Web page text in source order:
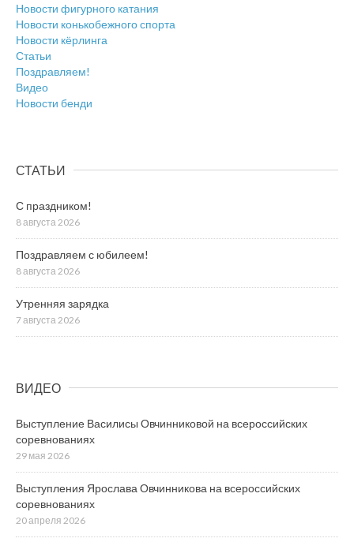
Новости фигурного катания
Новости конькобежного спорта
Новости кёрлинга
Статьи
Поздравляем!
Видео
Новости бенди
СТАТЬИ
С праздником!
8 августа 2026
Поздравляем с юбилеем!
8 августа 2026
Утренняя зарядка
7 августа 2026
ВИДЕО
Выступление Василисы Овчинниковой на всероссийских
соревнованиях
29 мая 2026
Выступления Ярослава Овчинникова на всероссийских
соревнованиях
20 апреля 2026